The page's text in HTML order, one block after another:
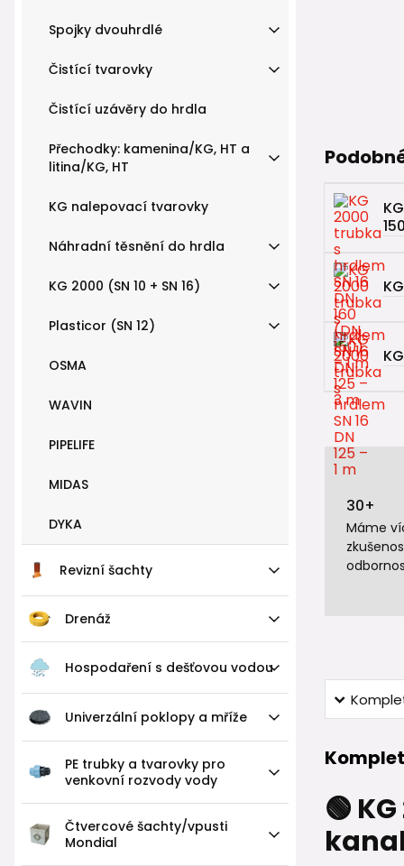
Spojky dvouhrdlé
Čistící tvarovky
Čistící uzávěry do hrdla
Přechodky: kamenina/KG, HT a
litina/KG, HT
KG nalepovací tvarovky
Náhradní těsnění do hrdla
KG 2000 (SN 10 + SN 16)
Plasticor (SN 12)
OSMA
WAVIN
PIPELIFE
MIDAS
DYKA
Revizní šachty
Drenáž
Hospodaření s dešťovou vodou
Univerzální poklopy a mříže
PE trubky a tvarovky pro
venkovní rozvody vody
Čtvercové šachty/vpusti
Mondial
30+
Máme
🟢